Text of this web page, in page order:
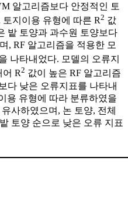
알고리즘보다 안정적인 토
지이용 유형에 따른 R2 값
밭 토양과 과수원 토양보다
, RF 알고리즘을 적용한 모
나타내었다. 모델의 오류지
어 R2 값이 높은 RF 알고리즘
다 낮은 오류지표를 나타내
용 유형에 따라 분류하였을
사하였으며, 논 토양, 전체
토양 순으로 낮은 오류 지표